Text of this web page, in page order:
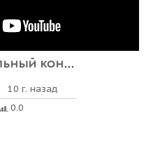
КОММУНАЛЬНЫЙ КОНФЛИКТ Н...
10 г. назад
0.0